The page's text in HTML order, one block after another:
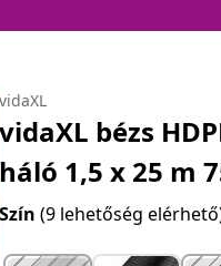
vidaXL
vidaXL bézs
háló 1,5 x 25 m
Szín(9 lehetőség